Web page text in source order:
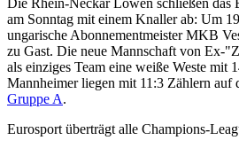
am Sonntag mit einem Knaller ab: Um
ungarische Abonnementmeister MKB
zu Gast. Die neue Mannschaft von Ex-
als einziges Team eine weiße Weste mit
Mannheimer liegen mit 11:3 Zählern auf
Gruppe A.
Eurosport überträgt alle Champions-